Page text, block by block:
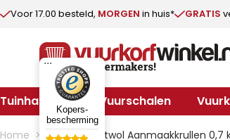
Voor 17.00 besteld, MORGEN in huis* GRATIS
...
Kopers-
bescherming
Tuinhaarden Vuurschalen
Ga direct door naar de inhoud
Home > BonFeu Houtwol Aanmaakkrullen 0,7